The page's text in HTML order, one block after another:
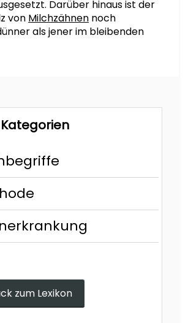
Darüber hinaus ist der
von Milchzähnen noch
als jener im bleibenden
Kategorien
zum Lexikon